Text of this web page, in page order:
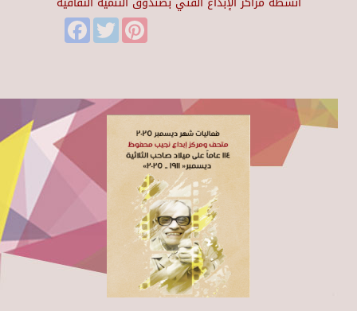
FacebookTwitter